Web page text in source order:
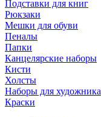
Подставки для книг
Рюкзаки
Мешки для обуви
Пеналы
Папки
Канцелярские наборы
Кисти
Холсты
Наборы для художника
Краски